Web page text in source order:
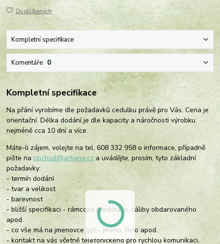
Do oblíbených
Kompletní specifikace
Komentáře 0
Kompletní specifikace
Na přání vyrobíme dle požadavků cedulku právě pro Vás. Cena je
orientační. Délka dodání je dle kapacity a náročnosti výrobku
nejméně cca 10 dní a více.
Máte-li zájem, volejte na tel. 608 332 958 o informace, případně
pište naobchod@artjana.cz a uvádějte, prosím, tyto základní
požadavky:
- termín dodání
- tvar a velikost
- barevnost
- bližší specifikaci - rámcová představa, záliby obdarovaného
apod.
- co vše má na jmenovce být - jméno, číslo apod.
- kontakt na vás včetně telefonického pro rychlou komunikaci,